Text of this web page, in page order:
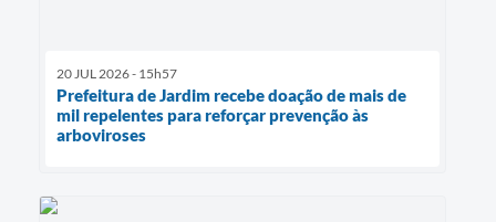
20 JUL 2026 - 15h57
Prefeitura de Jardim recebe doação de mais de
mil repelentes para reforçar prevenção às
arboviroses